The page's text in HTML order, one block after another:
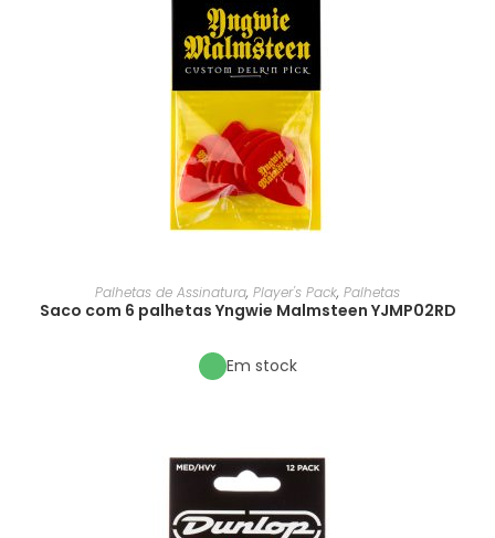
Palhetas de Assinatura, Player's Pack, Palhetas
Saco com 6 palhetas Yngwie Malmsteen YJMP02RD
Em stock